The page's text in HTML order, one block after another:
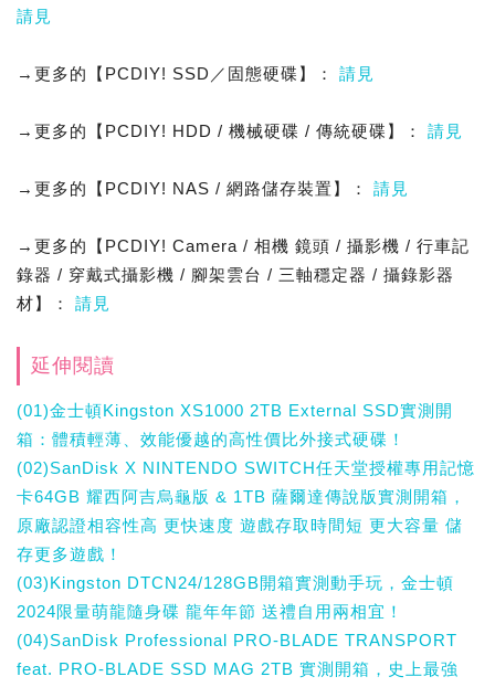
請見
→更多的【PCDIY! SSD／固態硬碟】： 請見
→更多的【PCDIY! HDD / 機械硬碟 / 傳統硬碟】： 請見
→更多的【PCDIY! NAS / 網路儲存裝置】： 請見
→更多的【PCDIY! Camera / 相機 鏡頭 / 攝影機 / 行車記
錄器 / 穿戴式攝影機 / 腳架雲台 / 三軸穩定器 / 攝錄影器
材】： 請見
延伸閱讀
(01)金士頓Kingston XS1000 2TB External SSD實測開
箱：體積輕薄、效能優越的高性價比外接式硬碟！
(02)SanDisk X NINTENDO SWITCH任天堂授權專用記憶
卡64GB 耀西阿吉烏龜版 & 1TB 薩爾達傳說版實測開箱，
原廠認證相容性高 更快速度 遊戲存取時間短 更大容量 儲
存更多遊戲！
(03)Kingston DTCN24/128GB開箱實測動手玩，金士頓
2024限量萌龍隨身碟 龍年年節 送禮自用兩相宜！
(04)SanDisk Professional PRO-BLADE TRANSPORT
feat. PRO-BLADE SSD MAG 2TB 實測開箱，史上最強